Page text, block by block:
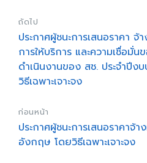
ถัดไป
ประกาศผู้ชนะการเสนอราคา จ้
การให้บริการ และความเชื่อมั่
ดำเนินงานของ สช. ประจำปีง
วิธีเฉพาะเจาะจง
ก่อนหน้า
ประกาศผู้ชนะการเสนอราคาจ้
อังกฤษ โดยวิธีเฉพาะเจาะจง